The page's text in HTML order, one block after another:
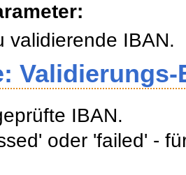
validierende IBAN.
IBAN.
oder 'failed' -